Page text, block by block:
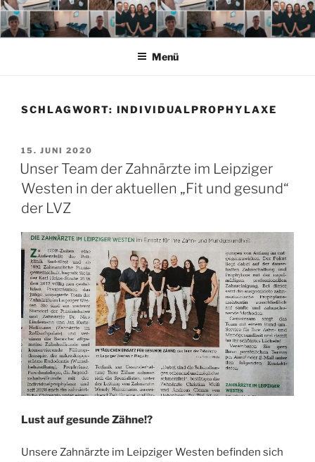
Zum
Inhalt
springen
Menü
SCHLAGWORT: INDIVIDUALPROPHYLAXE
VERÖFFENTLICHT
AM
15. JUNI 2020
Unser Team der Zahnärzte im Leipziger
Westen in der aktuellen „Fit und gesund“
der LVZ
Lust auf gesunde Zähne!?
Unsere Zahnärzte im Leipziger Westen befinden sich